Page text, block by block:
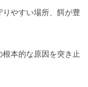
やすい場所、餌が豊
本的な原因を突き止